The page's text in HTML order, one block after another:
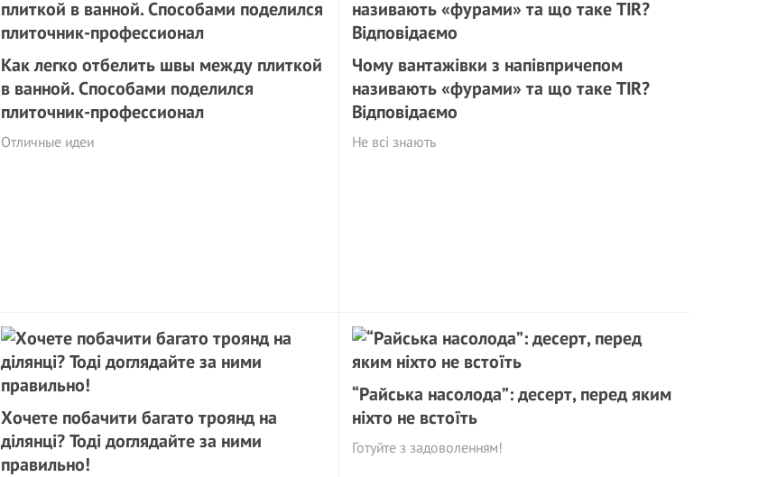
Как легко отбелить швы между плиткой
в ванной. Способами поделился
плиточник-профессионал
Отличные идеи
Чому вантажівки з напівпричепом
називають «фурами» та що таке TIR?
Відповідаємо
Не всі знають
Хочете побачити багато троянд на
ділянці? Тоді доглядайте за ними
правильно!
“Райська насолода”: десерт, перед яким
ніхто не встоїть
Готуйте з задоволенням!